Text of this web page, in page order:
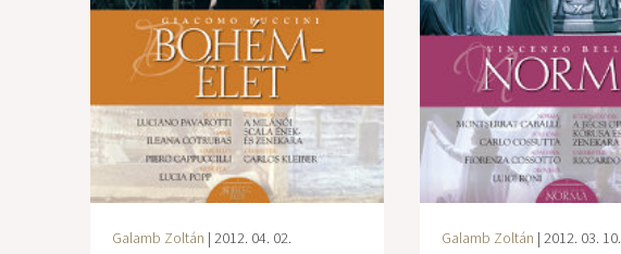
Galamb Zoltán | 2012. 04. 02. Galamb Zoltán | 2012. 03. 10.